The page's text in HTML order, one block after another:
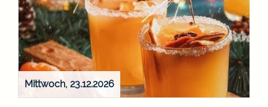
Mittwoch, 23.12.2026